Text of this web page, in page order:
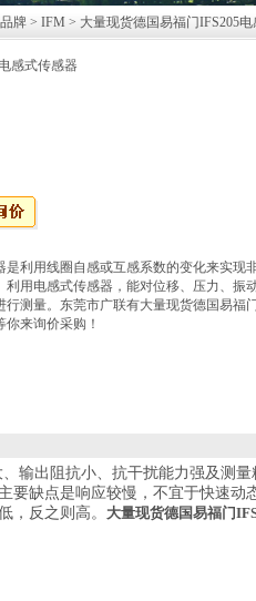
牌 > IFM > 大量现货德国易福门IFS205
感式传感器
是利用线圈自感或互感系数的变化来实现
利用电感式传感器，能对位移、压力、振动
行测量。东莞市广联有大量现货德国易福
你来询价采购！
输出阻抗小、抗干扰能力强及测量
缺点是响应较慢，不宜于快速动
，反之则高。 大量现货德国易福门